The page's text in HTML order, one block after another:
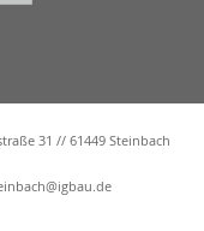
31 // 61449 Steinbach